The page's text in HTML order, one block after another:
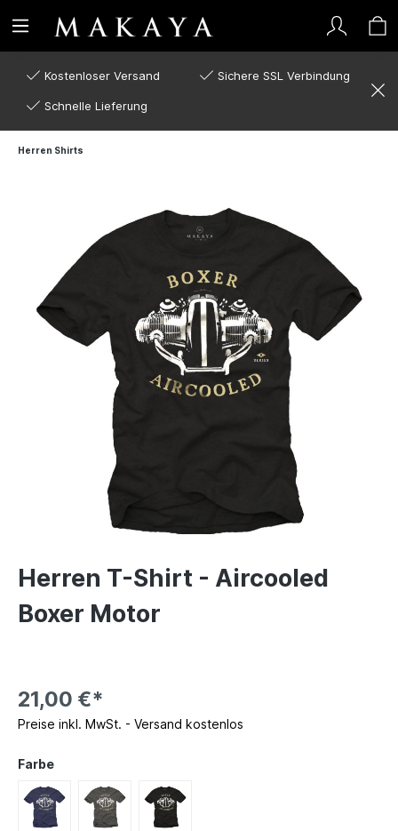
Kostenloser Versand Sichere SSL Verbindung
Schnelle Lieferung
Herren Shirts
Herren T-Shirt - Aircooled
Boxer Motor
21,00 €*
Preise inkl. MwSt. - Versand kostenlos
Farbe